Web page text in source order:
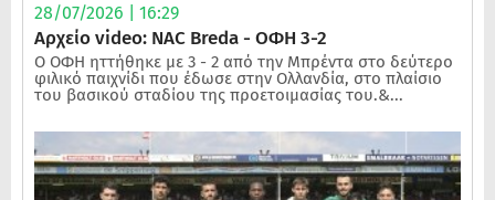
28/07/2026 | 16:29
Αρχείο video: NAC Breda - ΟΦΗ 3-2
Ο ΟΦΗ ηττήθηκε με 3 - 2 από την Μπρέντα στο δεύτερο
φιλικό παιχνίδι που έδωσε στην Ολλανδία, στο πλαίσιο
του βασικού σταδίου της προετοιμασίας του.&...